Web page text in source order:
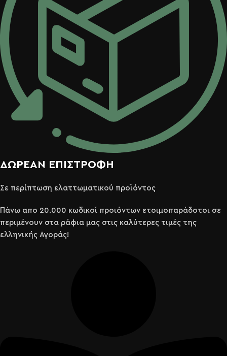
ΔΩΡΕΑΝ ΕΠΙΣΤΡΟΦΗ
Σε περίπτωση ελαττωματικού προϊόντος
Πάνω απο 20.000 κωδικοί προιόντων ετοιμοπαράδοτοι σε
περιμένουν στα ράφια μας στις καλύτερες τιμές της
ελληνικής Αγοράς!